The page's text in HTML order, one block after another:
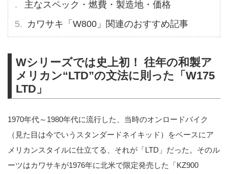
主なスペック・燃費・製造地・価格
カワサキ「W800」関連のおすすめ記事
Wシリーズでは史上初！ 往年の和製ア
メリカン“LTD”の文法に則った「W175
LTD」
1970年代～1980年代に流行した、当時のオンロードバイク
（見た目は今でいうスタンダードネイキッド）をベースにア
メリカンスタイルに仕立てる、それが「LTD」だった。そのル
ーツはカワサキが1976年に北米で限定発売した「KZ900